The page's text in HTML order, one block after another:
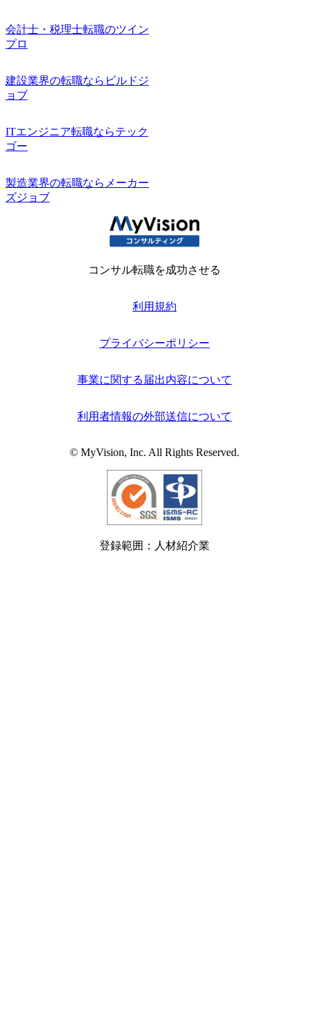
会計士・税理士転職のツイン
プロ
建設業界の転職ならビルドジ
ョブ
ITエンジニア転職ならテック
ゴー
製造業界の転職ならメーカー
ズジョブ
コンサル転職を成功させる
利用規約
プライバシーポリシー
事業に関する届出内容について
利用者情報の外部送信について
© MyVision, Inc. All Rights Reserved.
登録範囲：人材紹介業